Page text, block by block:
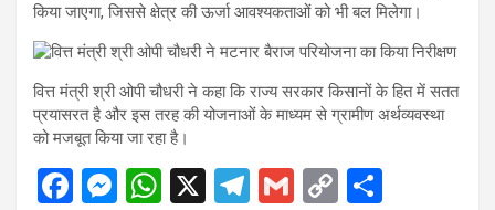
किया जाएगा, जिससे क्षेत्र की ऊर्जा आवश्यकताओं को भी बल मिलेगा।
वित्त मंत्री श्री ओपी चौधरी ने कहा कि राज्य सरकार किसानों के हित में सतत
प्रयासरत है और इस तरह की योजनाओं के माध्यम से ग्रामीण अर्थव्यवस्था
को मजबूत किया जा रहा है।
F
M W X
T
G
C